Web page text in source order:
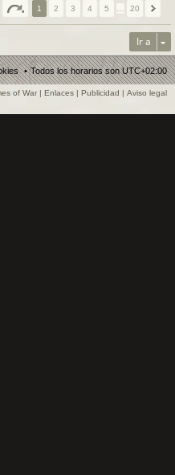
1 2 3 4 5 20
Ir a
Todos los horarios sonUTC+02:00
of War | Enlaces | Publicidad | Aviso legal